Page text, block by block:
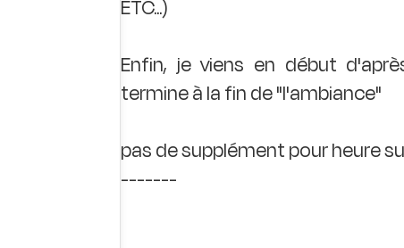
ETC...)
Enfin, je viens en début
termine à la fin de "l'ambiance"
pas de supplément pour heure